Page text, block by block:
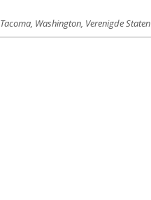
Tacoma, Washington, Verenigde Staten